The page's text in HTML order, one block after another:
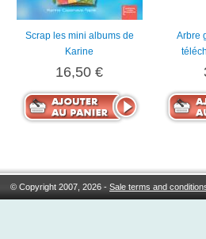
Scrap les mini albums de
Karine
16,50 €
Arbre
© Copyright 2007, 2026 -Sale terms and